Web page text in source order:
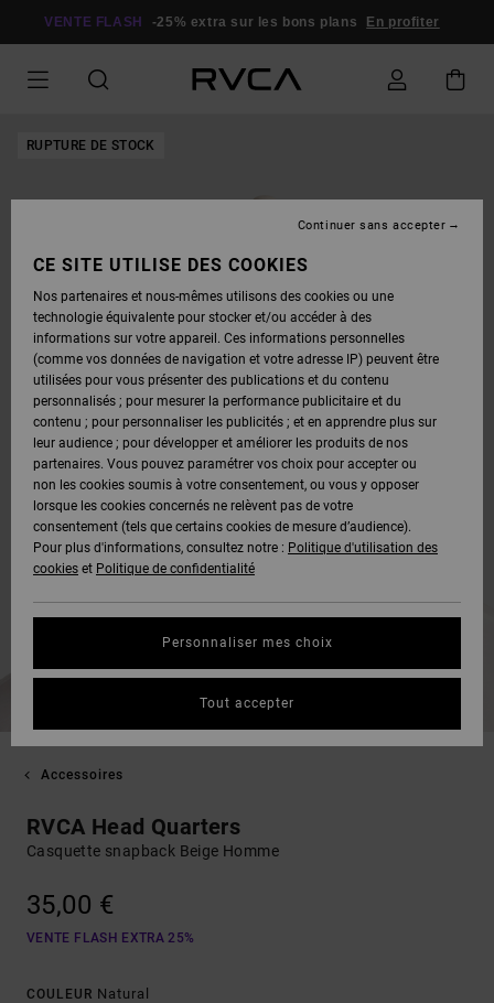
VENTE FLASH -25% extra sur les bons plans En profiter
RUPTURE DE STOCK
Accessoires
RVCA Head Quarters
Casquette snapback Beige Homme
35,00 €
VENTE FLASH EXTRA 25%
COULEUR Natural
CE SITE UTILISE DES COOKIES
Nos partenaires et nous-mêmes utilisons des cookies ou une
technologie équivalente pour stocker et/ou accéder à des
informations sur votre appareil. Ces informations personnelles
(comme vos données de navigation et votre adresse IP) peuvent être
utilisées pour vous présenter des publications et du contenu
personnalisés ; pour mesurer la performance publicitaire et du
contenu ; pour personnaliser les publicités ; et en apprendre plus sur
leur audience ; pour développer et améliorer les produits de nos
partenaires. Vous pouvez paramétrer vos choix pour accepter ou
non les cookies soumis à votre consentement, ou vous y opposer
lorsque les cookies concernés ne relèvent pas de votre
consentement (tels que certains cookies de mesure d’audience).
Pour plus d'informations, consultez notre : Politique d'utilisation des
cookies et Politique de confidentialité
Personnaliser mes choix
Continuer sans accepter
Tout accepter